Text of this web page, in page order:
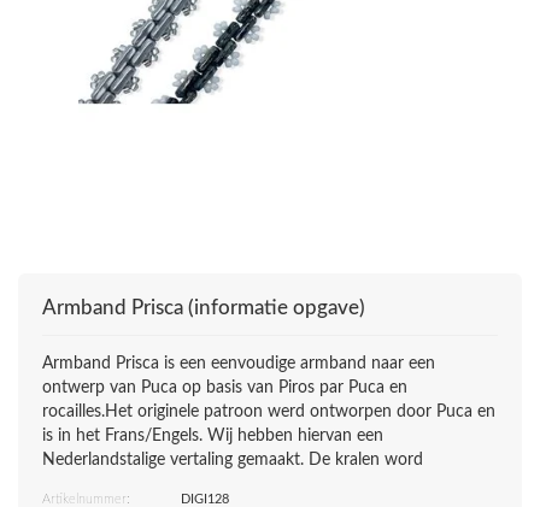
Armband Prisca (informatie opgave)
Armband Prisca is een eenvoudige armband naar een
ontwerp van Puca op basis van Piros par Puca en
rocailles.Het originele patroon werd ontworpen door Puca en
is in het Frans/Engels. Wij hebben hiervan een
Nederlandstalige vertaling gemaakt. De kralen word
Artikelnummer:
DIGI128